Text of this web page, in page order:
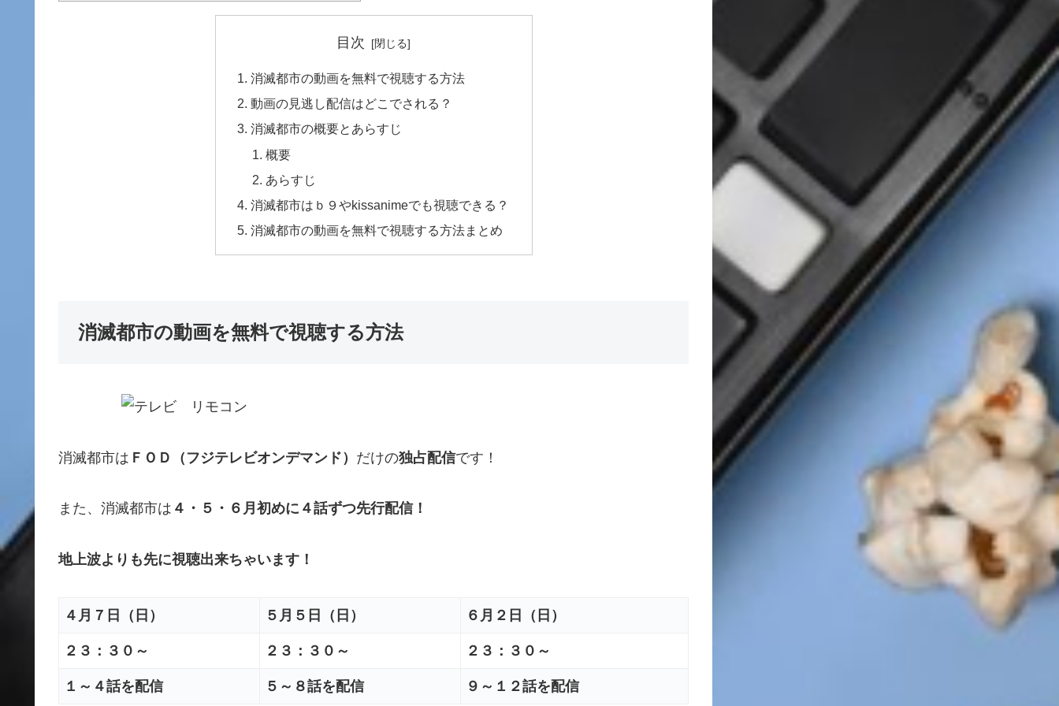
目次
消滅都市の動画を無料で視聴する方法
動画の見逃し配信はどこでされる？
消滅都市の概要とあらすじ
概要
あらすじ
消滅都市はｂ９やkissanimeでも視聴できる？
消滅都市の動画を無料で視聴する方法まとめ
消滅都市の動画を無料で視聴する方法
消滅都市は ＦＯＤ（フジテレビオンデマンド） だけの独占配信です！
また、消滅都市は ４・５・６月初めに４話ずつ先行配信！
地上波よりも先に視聴出来ちゃいます！
４月７日（日） ５月５日（日） ６月２日（日）
２３：３０～ ２３：３０～ ２３：３０～
１～４話を配信 ５～８話を配信 ９～１２話を配信